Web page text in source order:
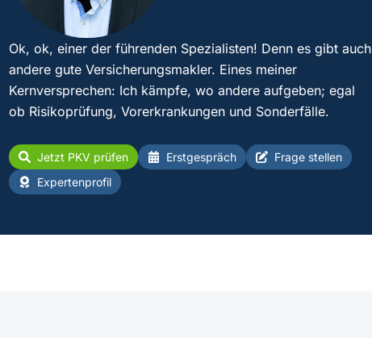
Ok, ok, einer der führenden Spezialisten! Denn es gibt auch
andere gute Versicherungsmakler. Eines meiner
Kernversprechen: Ich kämpfe, wo andere aufgeben; egal
ob Risikoprüfung, Vorerkrankungen und Sonderfälle.
Jetzt PKV prüfen Erstgespräch
Frage stellen
Expertenprofil